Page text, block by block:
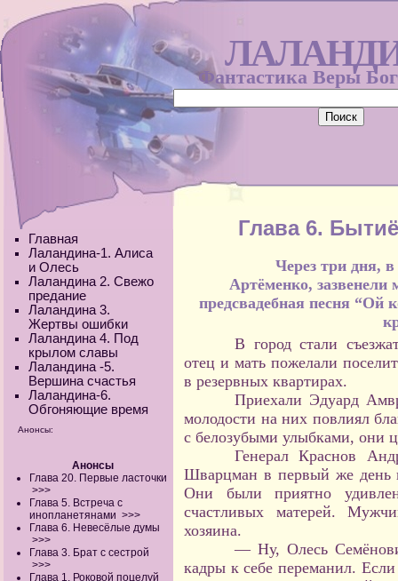
Фантастика Веры
Главная
Лаландина-1. Алиса
и Олесь
Лаландина 2. Свежо
предание
Лаландина 3.
Жертвы ошибки
Лаландина 4. Под
крылом славы
Лаландина -5.
Вершина счастья
Лаландина-6.
Обгоняющие время
Анонсы:
Анонсы
Глава 20. Первые ласточки
>>>
Глава 5. Встреча с
инопланетянами >>>
Глава 6. Невесёлые думы
>>>
Глава 3. Брат с сестрой
>>>
Глава 1. Роковой поцелуй
Глава 6.
Через три дня, в
Артёменко, зазвенели
предсвадебная песня
В город стали
отец и мать пожелали
в резервных квартирах.
Приехали Эдуард
молодости на них повлиял
с белозубыми улыбками, они
Генерал Краснов
Шварцман в первый же день
Они были приятно
счастливых матерей.
хозяина.
— Ну, Олесь
кадры к себе переманил.